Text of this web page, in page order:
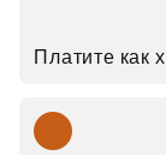
Платите как